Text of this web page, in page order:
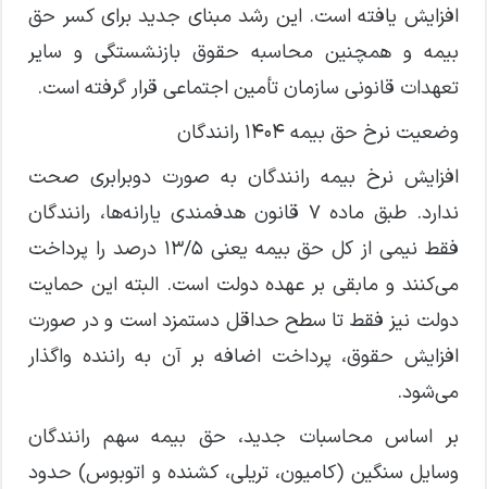
افزایش یافته است. این رشد مبنای جدید برای کسر حق
بیمه و همچنین محاسبه حقوق بازنشستگی و سایر
تعهدات قانونی سازمان تأمین اجتماعی قرار گرفته است.
وضعیت نرخ حق بیمه ۱۴۰۴ رانندگان
افزایش نرخ بیمه رانندگان به صورت دوبرابری صحت
ندارد. طبق ماده ۷ قانون هدفمندی یارانه‌ها، رانندگان
فقط نیمی از کل حق بیمه یعنی ۱۳/۵ درصد را پرداخت
می‌کنند و مابقی بر عهده دولت است. البته این حمایت
دولت نیز فقط تا سطح حداقل دستمزد است و در صورت
افزایش حقوق، پرداخت اضافه بر آن به راننده واگذار
می‌شود.
بر اساس محاسبات جدید، حق بیمه سهم رانندگان
وسایل سنگین (کامیون، تریلی، کشنده و اتوبوس) حدود